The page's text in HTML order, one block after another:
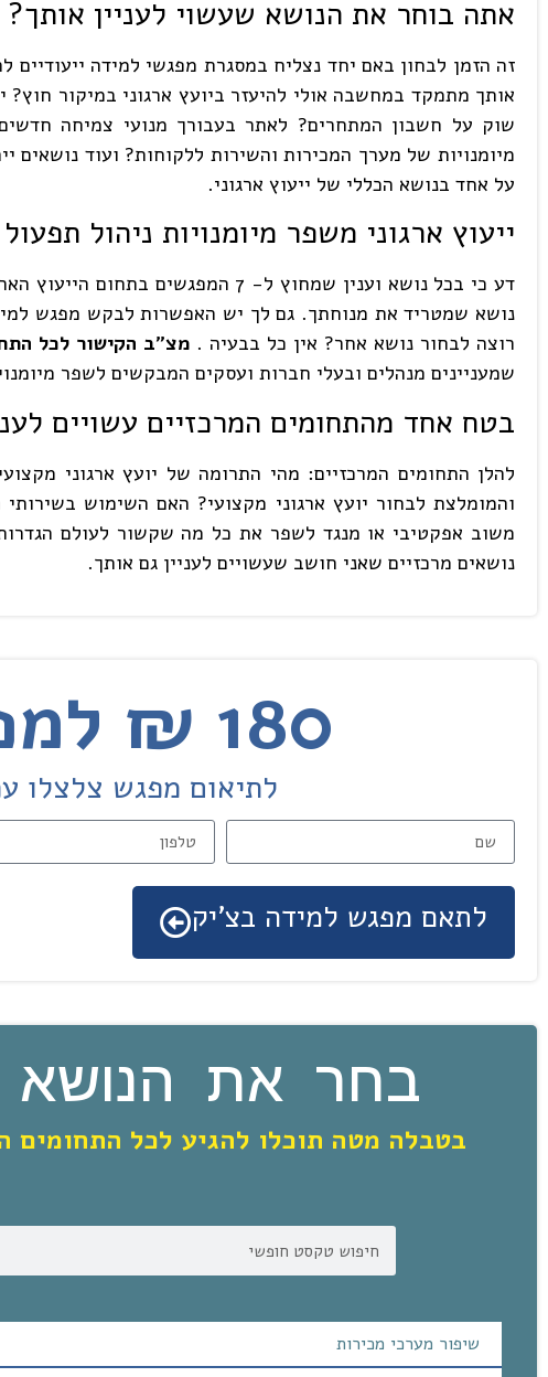
אתה בוחר את הנושא שעשוי לעניין אותך?
זה הזמן לבחון באם יחד נצליח במסגרת מפגשי למידה
אותך מתמקד במחשבה אולי להיעזר ביועץ ארגוני במיקור חוץ?
שוק על חשבון המתחרים? לאתר בעבורך מנועי צמיחה
מיומנויות של מערך המכירות והשירות ללקוחות? ועוד
על אחד בנושא הכללי של ייעוץ ארגוני.
ייעוץ ארגוני משפר מיומנויות ניהול
דע כי בכל נושא וענין שמחוץ ל- 7
נושא שמטריד את מנוחתך. גם לך יש האפשרות לבקש מפגש
רוצה לבחור נושא אחר? אין כל בבעיה .מצ"ב הקישור לכל
שמעניינים מנהלים ובעלי חברות ועסקים המבקשים לשפר
בטח אחד מהתחומים המרכזיים עשויים
להלן התחומים המרכזיים: מהי התרומה של יועץ ארגוני
והמומלצת לבחור יועץ ארגוני מקצועי? האם השימוש
משוב אפקטיבי או מנגד לשפר את כל מה שקשור לעולם
נושאים מרכזיים שאני חושב שעשויים לעניין גם אותך.
180 ₪ למפגש למידה בזום
לתיאום מפגש צלצלו עכשיו 03-9032222 או
לתאם מפגש למידה בצ'יק
בחר את הנושא
בטבלה מטה תוכלו להגיע לכל התחומים
שיפור מערכי מכירות